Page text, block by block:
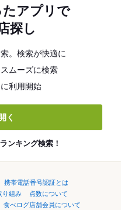
アプリで
探し
。検索が快適に
ムーズに検索
利用開始
く
ンキング検索！
携帯電話番号認証とは
り組み
点数について
食べログ店舗会員について